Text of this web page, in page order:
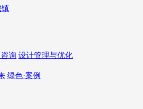
询 设计管理与优化
绿色·案例